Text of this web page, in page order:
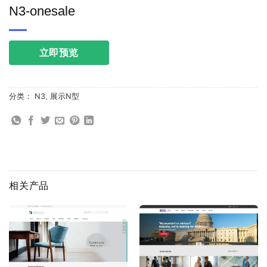
N3-onesale
立即预览
分类： N3 展示N型
相关产品